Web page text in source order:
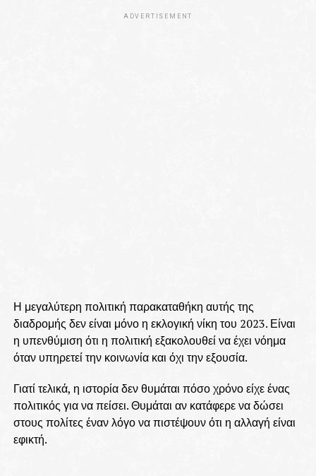
ADVERTISEMENT
Η μεγαλύτερη πολιτική παρακαταθήκη αυτής της
διαδρομής δεν είναι μόνο η εκλογική νίκη του 2023. Είναι
η υπενθύμιση ότι η πολιτική εξακολουθεί να έχει νόημα
όταν υπηρετεί την κοινωνία και όχι την εξουσία.
Γιατί τελικά, η ιστορία δεν θυμάται πόσο χρόνο είχε ένας
πολιτικός για να πείσει. Θυμάται αν κατάφερε να δώσει
στους πολίτες έναν λόγο να πιστέψουν ότι η αλλαγή είναι
εφικτή.